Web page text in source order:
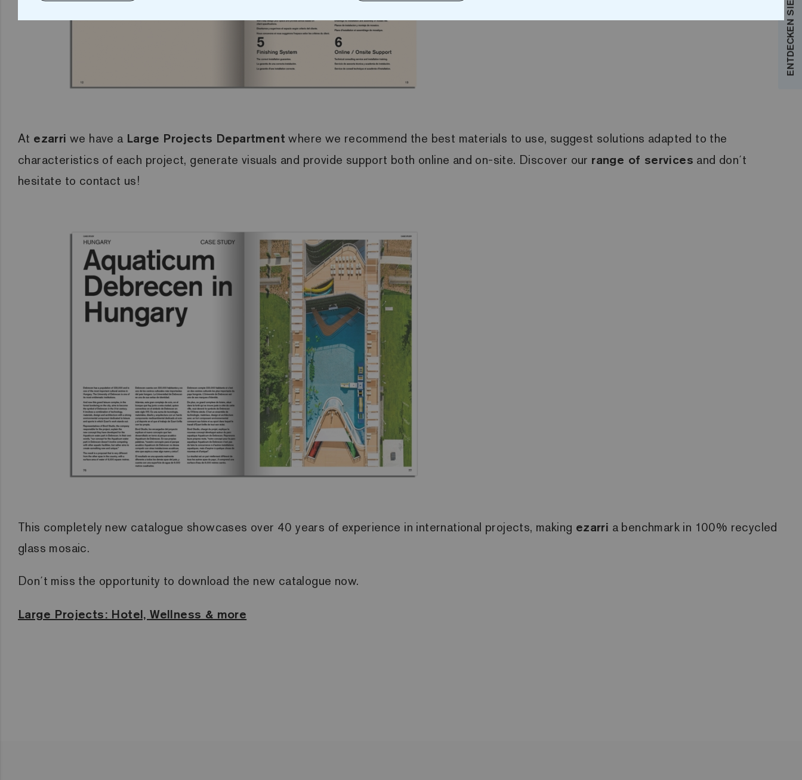
At ezarri we have a Large Projects Department where we recommend the best materials to use, suggest solutions adapted to the
characteristics of each project, generate visuals and provide support both online and on-site. Discover our range of services and don´t
hesitate to contact us!
This completely new catalogue showcases over 40 years of experience in international projects, making ezarri a benchmark in 100% recycled
glass mosaic.
Don´t miss the opportunity to download the new catalogue now.
Large Projects: Hotel, Wellness & more